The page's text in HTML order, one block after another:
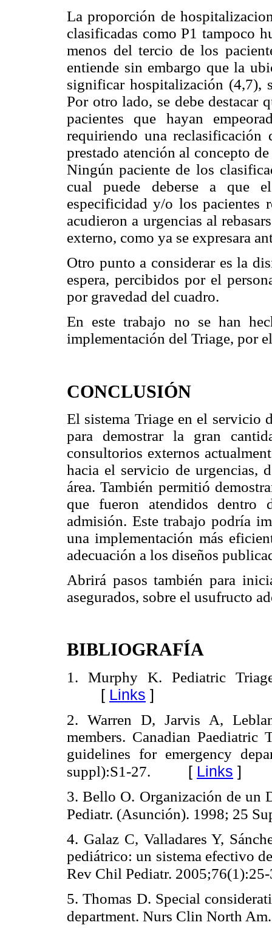
La proporción de
clasificadas como P1 tampoco
menos del tercio de los
entiende sin embargo que la
significar hospitalización (4,7),
Por otro lado, se debe destacar
pacientes que hayan
requiriendo una
prestado atención al concepto
Ningún paciente de los
cual puede deberse a que
especificidad y/o los pacientes
acudieron a urgencias al
externo, como ya se expresara
Otro punto a considerar es la
espera, percibidos por el
por gravedad del cuadro.
En este trabajo no se han
implementación del Triage, por
CONCLUSIÓN
El sistema Triage en el servicio
para demostrar la gran
consultorios externos
hacia el servicio de urgencias,
área. También permitió
que fueron atendidos
admisión. Este trabajo podría
una implementación más
adecuación a los diseños
Abrirá pasos también para
asegurados, sobre el usufructo
BIBLIOGRAFÍA
1. Murphy K. Pediatric
[ Links ]
2. Warren D, Jarvis A,
members. Canadian
guidelines for emergency
suppl):S1-27.
[ Links ]
3. Bello O. Organización de un
Pediatr. (Asunción). 1998; 25
4. Galaz C, Valladares Y,
pediátrico: un sistema efectivo
Rev Chil Pediatr.
5. Thomas D. Special
department. Nurs Clin North